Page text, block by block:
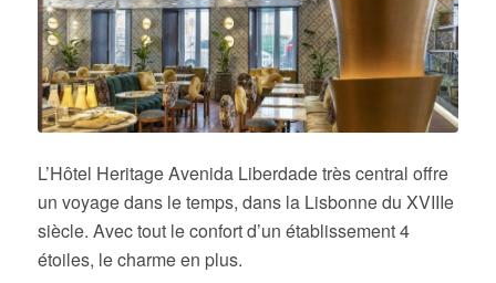
L’Hôtel Heritage Avenida Liberdade très central offre
un voyage dans le temps, dans la Lisbonne du XVIIIe
siècle. Avec tout le confort d’un établissement 4
étoiles, le charme en plus.